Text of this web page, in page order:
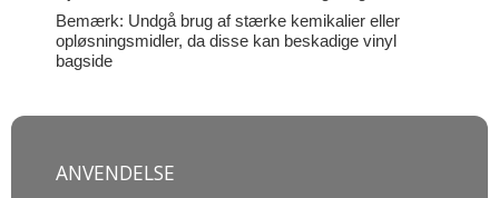
Bemærk: Undgå brug af stærke kemikalier eller
opløsningsmidler, da disse kan beskadige vinyl
bagside
ANVENDELSE